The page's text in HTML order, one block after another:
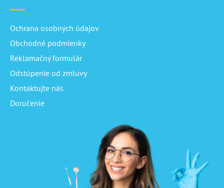
Ochrana osobných údajov
Obchodné podmienky
Reklamačný formulár
Odstúpenie od zmluvy
Kontaktujte nás
Doručenie